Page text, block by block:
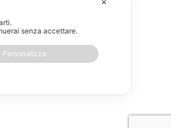
1846058
✕
senza accettare.
Personalizza